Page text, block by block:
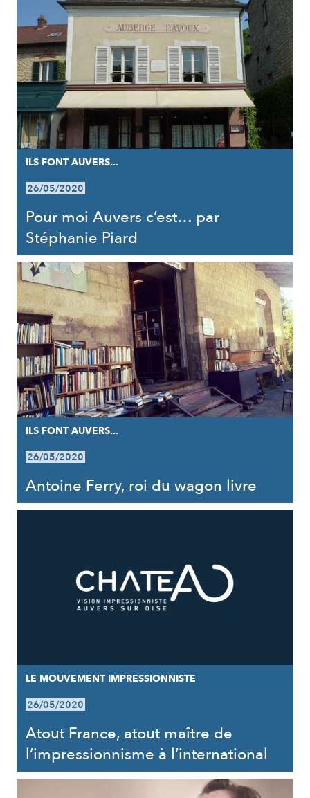
ILS FONT AUVERS...
26/05/2020
Pour moi Auvers c’est… par
Stéphanie Piard
ILS FONT AUVERS...
26/05/2020
Antoine Ferry, roi du wagon livre
LE MOUVEMENT IMPRESSIONNISTE
26/05/2020
Atout France, atout maître de
l’impressionnisme à l’international